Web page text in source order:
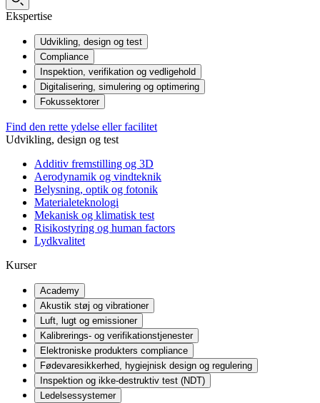
Ekspertise
Udvikling, design og test
Compliance
Inspektion, verifikation og vedligehold
Digitalisering, simulering og optimering
Fokussektorer
Find den rette ydelse eller facilitet
Udvikling, design og test
Additiv fremstilling og 3D
Aerodynamik og vindteknik
Belysning, optik og fotonik
Materialeteknologi
Mekanisk og klimatisk test
Risikostyring og human factors
Lydkvalitet
Kurser
Academy
Akustik støj og vibrationer
Luft, lugt og emissioner
Kalibrerings- og verifikationstjenester
Elektroniske produkters compliance
Fødevaresikkerhed, hygiejnisk design og regulering
Inspektion og ikke-destruktiv test (NDT)
Ledelsessystemer